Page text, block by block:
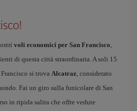
voli economici per San Francisco,
di questa città straordinaria. A soli 15
si trova Alcatraz, considerato
Fai un giro sulla funicolare di San
in ripida salita che offre vedute